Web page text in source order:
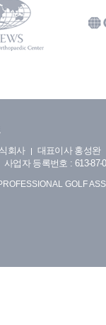
회사
대표이사 홍성완
사업자 등록번호 : 613-87-
GOLF